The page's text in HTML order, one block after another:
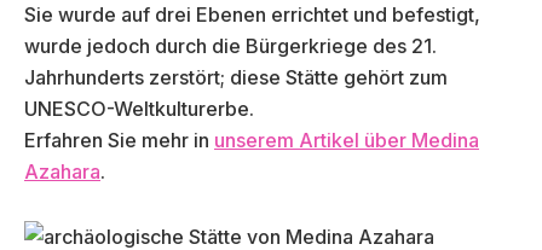
Sie wurde auf drei Ebenen errichtet und befestigt,
wurde jedoch durch die Bürgerkriege des 21.
Jahrhunderts zerstört; diese Stätte gehört zum
UNESCO-Weltkulturerbe.
Erfahren Sie mehr in unserem Artikel über Medina
Azahara.